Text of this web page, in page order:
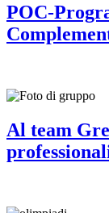
POC-
Al team